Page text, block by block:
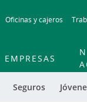
Oficinas y cajeros
Seguros
EMPRESAS